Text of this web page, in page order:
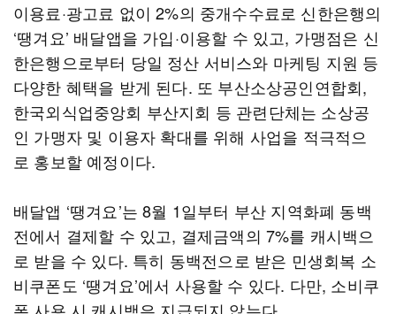
이용료·광고료 없이 2%의 중개수수료로 신한은행의
‘땡겨요’ 배달앱을 가입·이용할 수 있고, 가맹점은 신
한은행으로부터 당일 정산 서비스와 마케팅 지원 등
다양한 혜택을 받게 된다. 또 부산소상공인연합회,
한국외식업중앙회 부산지회 등 관련단체는 소상공
인 가맹자 및 이용자 확대를 위해 사업을 적극적으
로 홍보할 예정이다.
배달앱 ‘땡겨요’는 8월 1일부터 부산 지역화폐 동백
전에서 결제할 수 있고, 결제금액의 7%를 캐시백으
로 받을 수 있다. 특히 동백전으로 받은 민생회복 소
비쿠폰도 ‘땡겨요’에서 사용할 수 있다. 다만, 소비쿠